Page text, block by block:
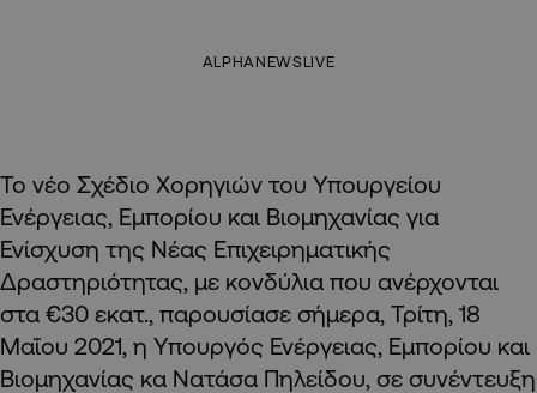
ALPHANEWSLIVE
Το νέο Σχέδιο Χορηγιών του Υπουργείου
Ενέργειας, Εμπορίου και Βιομηχανίας για
Ενίσχυση της Νέας Επιχειρηματικής
Δραστηριότητας, με κονδύλια που ανέρχονται
στα €30 εκατ., παρουσίασε σήμερα, Τρίτη, 18
Μαΐου 2021, η Υπουργός Ενέργειας, Εμπορίου και
Βιομηχανίας κα Νατάσα Πηλείδου, σε συνέντευξη